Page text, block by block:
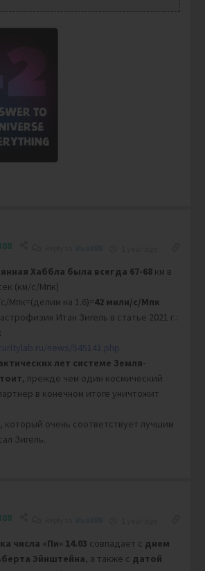
Viva888
Хаббла была всегда 67-68 км в
(км/с/Мпк)
Мпк=(делим на 1.6)=42 мили/с/Мпк
Итан Зигель в статье 2021 г.:
news/545141.php
лет системе Земля-
, прежде чем один космический
в конечном итоге уничтожит
, который очень соответствует лучшим
Зигель.
Viva888
числа «Пи» 14.03 совпадает с днем
Эйнштейна, а также с датой